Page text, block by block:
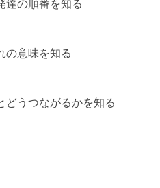
の意味を知る
どうつながるかを知る